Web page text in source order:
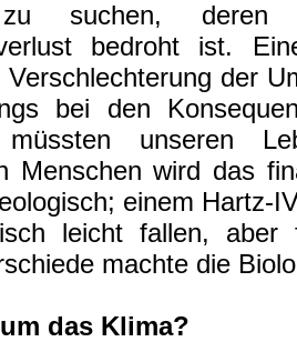
suchen, deren
bedroht ist.
Verschlechterung der
bei den
unseren
Menschen wird das
einem Hartz-
leicht fallen,
machte die
das Klima?